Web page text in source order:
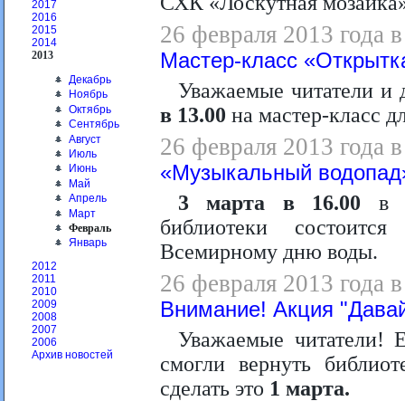
2017
2016
2015
2014
2013
Декабрь
Ноябрь
Октябрь
Сентябрь
Август
Июль
Июнь
Май
Апрель
Март
Февраль
Январь
2012
2011
2010
2009
2008
2007
2006
Архив новостей
26 февраля 2013 года
Мастер-класс
Уважаемые читатели и
в 13.00 на мастер-класс
26 февраля 2013 года
«Музыкальный
3 марта в 16.00 в
библиотеки
Всемирному дню воды.
26 февраля 2013 года
Внимание! Акция
Уважаемые читатели!
смогли вернуть
сделать это 1 марта.